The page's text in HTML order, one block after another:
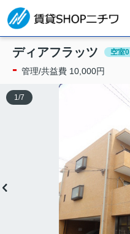
ディアフラッツ 空室0
- 管理/共益費 10,000円
1 /7